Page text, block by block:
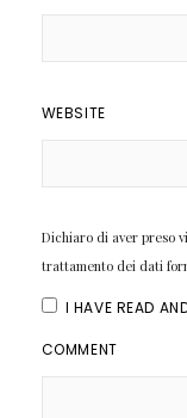
WEBSITE
Dichiaro di aver preso
trattamento dei dati
I HAVE READ
COMMENT